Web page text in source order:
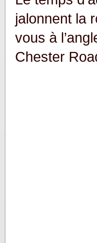
jalonnent la
vous à
Chester